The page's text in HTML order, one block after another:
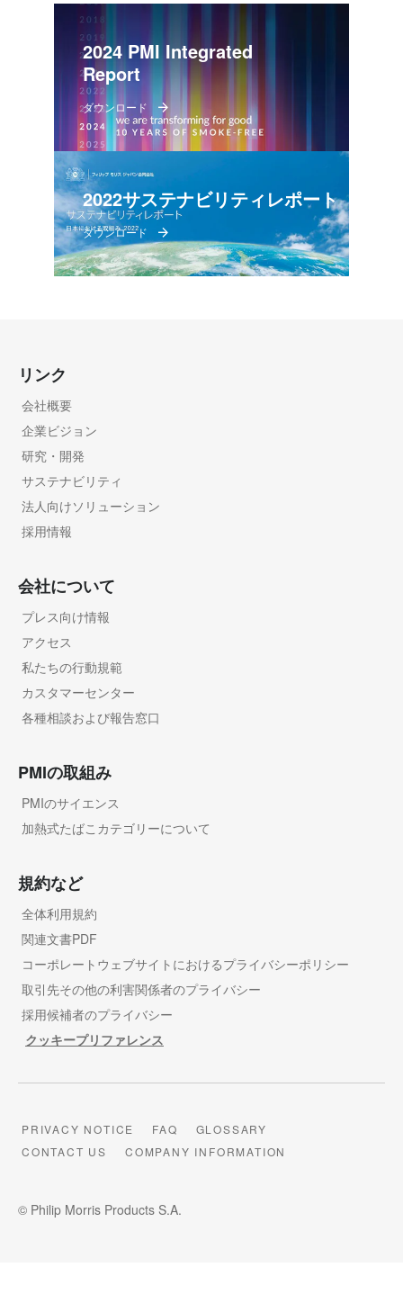
2024 PMI Integrated
Report
ダウンロード
2022サステナビリティレポート
ダウンロード
リンク
会社概要
企業ビジョン
研究・開発
サステナビリティ
法人向けソリューション
採用情報
会社について
プレス向け情報
アクセス
私たちの行動規範
カスタマーセンター
各種相談および報告窓口
PMIの取組み
PMIのサイエンス
加熱式たばこカテゴリーについて
規約など
全体利用規約
関連文書PDF
コーポレートウェブサイトにおけるプライバシーポリシー
取引先その他の利害関係者のプライバシー
採用候補者のプライバシー
クッキープリファレンス
PRIVACY NOTICE FAQ
GLOSSARY
CONTACT US
COMPANY INFORMATION
© Philip Morris Products S.A.